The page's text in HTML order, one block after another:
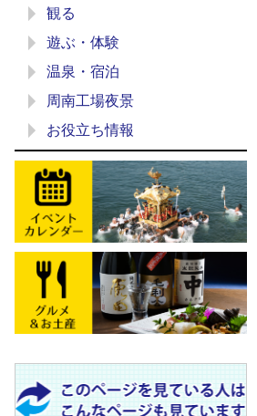
観る
遊ぶ・体験
温泉・宿泊
周南工場夜景
お役立ち情報